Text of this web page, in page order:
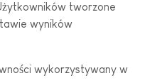
tworzone
wyników
wykorzystywany w